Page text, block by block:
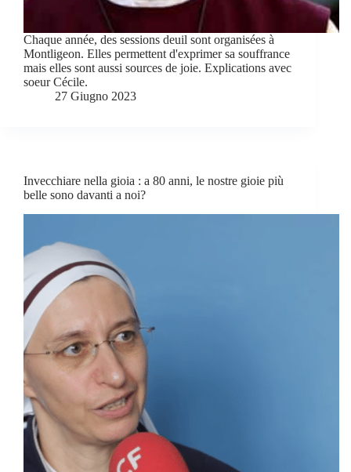
Chaque année, des sessions deuil sont organisées à
Montligeon. Elles permettent d'exprimer sa souffrance
mais elles sont aussi sources de joie. Explications avec
soeur Cécile.
27 Giugno 2023
Invecchiare nella gioia : a 80 anni, le nostre gioie più
belle sono davanti a noi?